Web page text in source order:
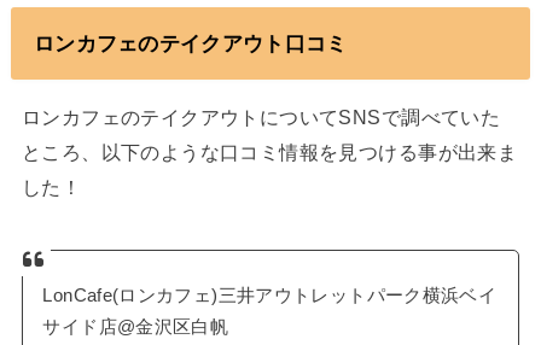
ロンカフェのテイクアウト口コミ
ロンカフェのテイクアウトについてSNSで調べていた
ところ、以下のような口コミ情報を見つける事が出来ま
した！
LonCafe(ロンカフェ)三井アウトレットパーク横浜ベイ
サイド店@金沢区白帆